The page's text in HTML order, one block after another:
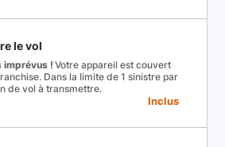
le vol
imprévus ! Votre appareil est couvert
Dans la limite de 1 sinistre par
de vol à transmettre.
Inclus